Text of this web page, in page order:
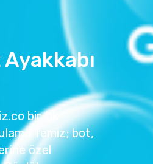
bir tık
Temiz; bot,
özel